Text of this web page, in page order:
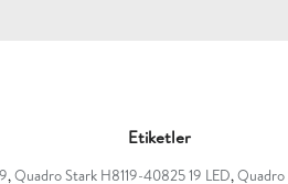
Etiketler
,Quadro Stark H8119-40825 19 LED,Quadro